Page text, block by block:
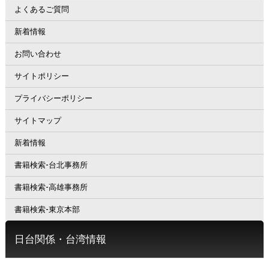
よくあるご質問
新着情報
お問い合わせ
サイトポリシー
プライバシーポリシー
サイトマップ
新着情報
書籍検索-台北事務所
書籍検索-高雄事務所
書籍検索-東京本部
日台関係・台湾情報